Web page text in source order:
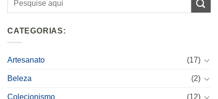
CATEGORIAS:
Artesanato (17)
Beleza (2)
Colecionismo (12)